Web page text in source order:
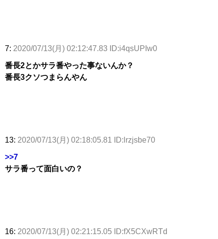
7: 2020/07/13(月) 02:12:47.83 ID:i4qsUPIw0
番長2とかサラ番やった事ないんか？
番長3クソつまらんやん
13: 2020/07/13(月) 02:18:05.81 ID:lrzjsbe70
>>7
サラ番って面白いの？
16: 2020/07/13(月) 02:21:15.05 ID:fX5CXwRTd